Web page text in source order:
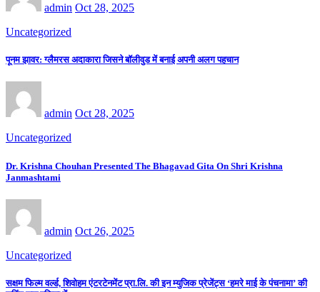
admin Oct 28, 2025
Uncategorized
पूनम झावर: ग्लैमरस अदाकारा जिसने बॉलीवुड में बनाई अपनी अलग पहचान
admin Oct 28, 2025
Uncategorized
Dr. Krishna Chouhan Presented The Bhagavad Gita On Shri Krishna
Janmashtami
admin Oct 26, 2025
Uncategorized
सक्षम फिल्म वर्ल्ड, शिवोहम एंटरटेनमेंट प्रा.लि. की इन म्युजिक प्रेजेंट्स ‘हमरे माई के पंचनामा’ की